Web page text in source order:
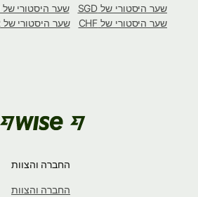
שער היסטורי של SGD
שער היסטורי של USD
שער היסטורי של CHF
שער היסטורי של IDR
החברה והצוות
החברה והצוות